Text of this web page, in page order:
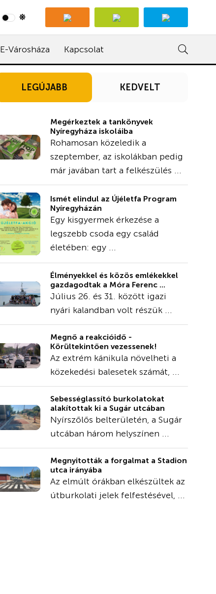
E-Városháza Kapcsolat
LEGÚJABB KEDVELT
Megérkeztek a tankönyvek
Nyíregyháza iskoláiba
Rohamosan közeledik a
szeptember, az iskolákban pedig
már javában tart a felkészülés ...
Ismét elindul az Újéletfa Program
Nyíregyházán
Egy kisgyermek érkezése a
legszebb csoda egy család
életében: egy ...
Élményekkel és közös emlékekkel
gazdagodtak a Móra Ferenc ...
Július 26. és 31. között igazi
nyári kalandban volt részük ...
Megnő a reakcióidő -
Körültekintően vezessenek!
Az extrém kánikula növelheti a
közekedési balesetek számát, ...
Sebességlassító burkolatokat
alakítottak ki a Sugár utcában
Nyírszőlős belterületén, a Sugár
utcában három helyszínen ...
Megnyitották a forgalmat a Stadion
utca irányába
Az elmúlt órákban elkészültek az
útburkolati jelek felfestésével, ...